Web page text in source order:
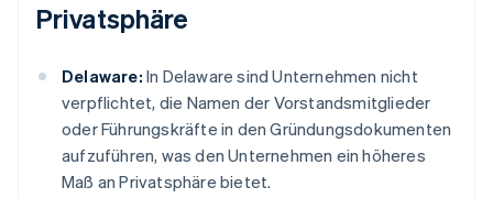
Privatsphäre
Delaware: In Delaware sind Unternehmen nicht
verpflichtet, die Namen der Vorstandsmitglieder
oder Führungskräfte in den Gründungsdokumenten
aufzuführen, was den Unternehmen ein höheres
Maß an Privatsphäre bietet.